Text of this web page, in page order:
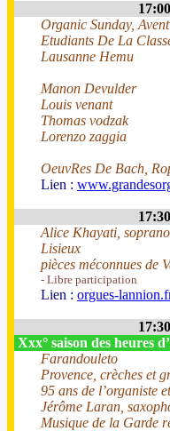
17:00
Organic Sunday,
Etudiants De La
Lausanne Hemu
Manon Devulder
Louis venant
Thomas vodzak
Lorenzo zaggia
OeuvRes De Bach,
Lien :
17:30
Alice Khayati,
Lisieux
pièces méconnues de
- Libre participation
Lien : orgues-
17:30
Xxx° saison des heures
Farandouleto
Provence, crèches et
95 ans de l’organiste
Jérôme Laran,
Musique de la Garde